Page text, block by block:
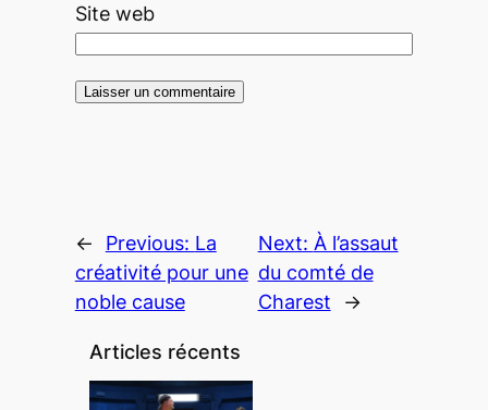
Site web
← Previous: La
créativité pour une
noble cause
Next: À l’assaut
du comté de
Charest
→
Articles récents